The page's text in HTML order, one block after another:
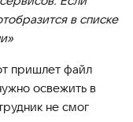
в списке
пришлет файл
освежить в
не смог